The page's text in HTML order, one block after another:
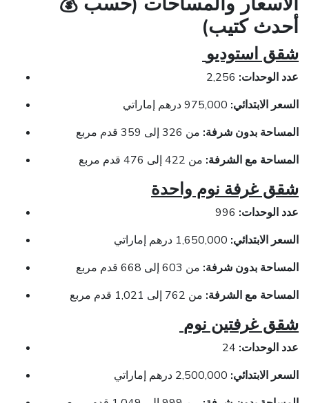
أحدث كتيب)
شقق استوديو
عدد الوحدات:
السعر الابتدائي:
المساحة بدون شرفة: من 326 إلى 359 قدم مربع
المساحة مع الشرفة: من 422 إلى 476 قدم مربع
شقق غرفة نوم واحدة
عدد الوحدات:
السعر الابتدائي:
المساحة بدون شرفة: من 603 إلى 668 قدم مربع
المساحة مع الشرفة: من 762 إلى 1,021 قدم مربع
شقق غرفتين نوم
عدد الوحدات:
السعر الابتدائي: